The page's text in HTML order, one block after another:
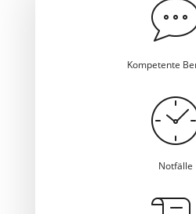
Kompetente
Notfälle